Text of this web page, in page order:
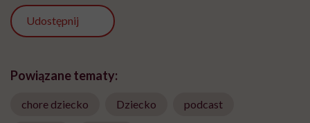
Udostępnij
Powiązane tematy:
chore dziecko Dziecko podcast